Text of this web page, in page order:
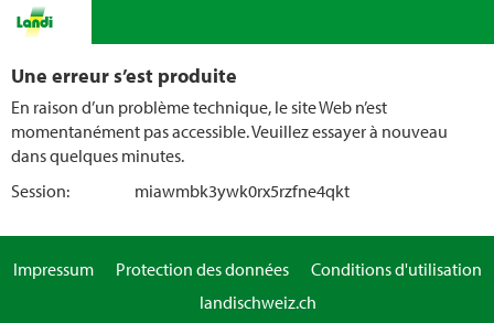
Une erreur s’est produite
En raison d’un problème technique, le site Web n’est
momentanément pas accessible. Veuillez essayer à nouveau
dans quelques minutes.
Session:
miawmbk3ywk0rx5rzfne4qkt
Impressum Protection des données
Conditions d'utilisation
landischweiz.ch